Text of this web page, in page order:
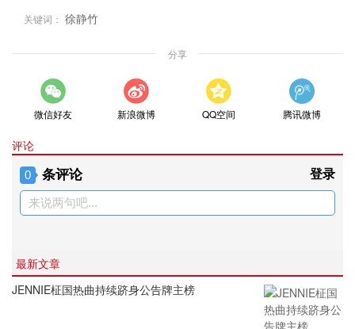
关键词： 徐静竹
分享
微信好友 新浪微博 QQ空间 腾讯微博
评论
0 条评论 登录
来说两句吧...
最新文章
JENNIE柾国热曲持续跻身公告牌主榜